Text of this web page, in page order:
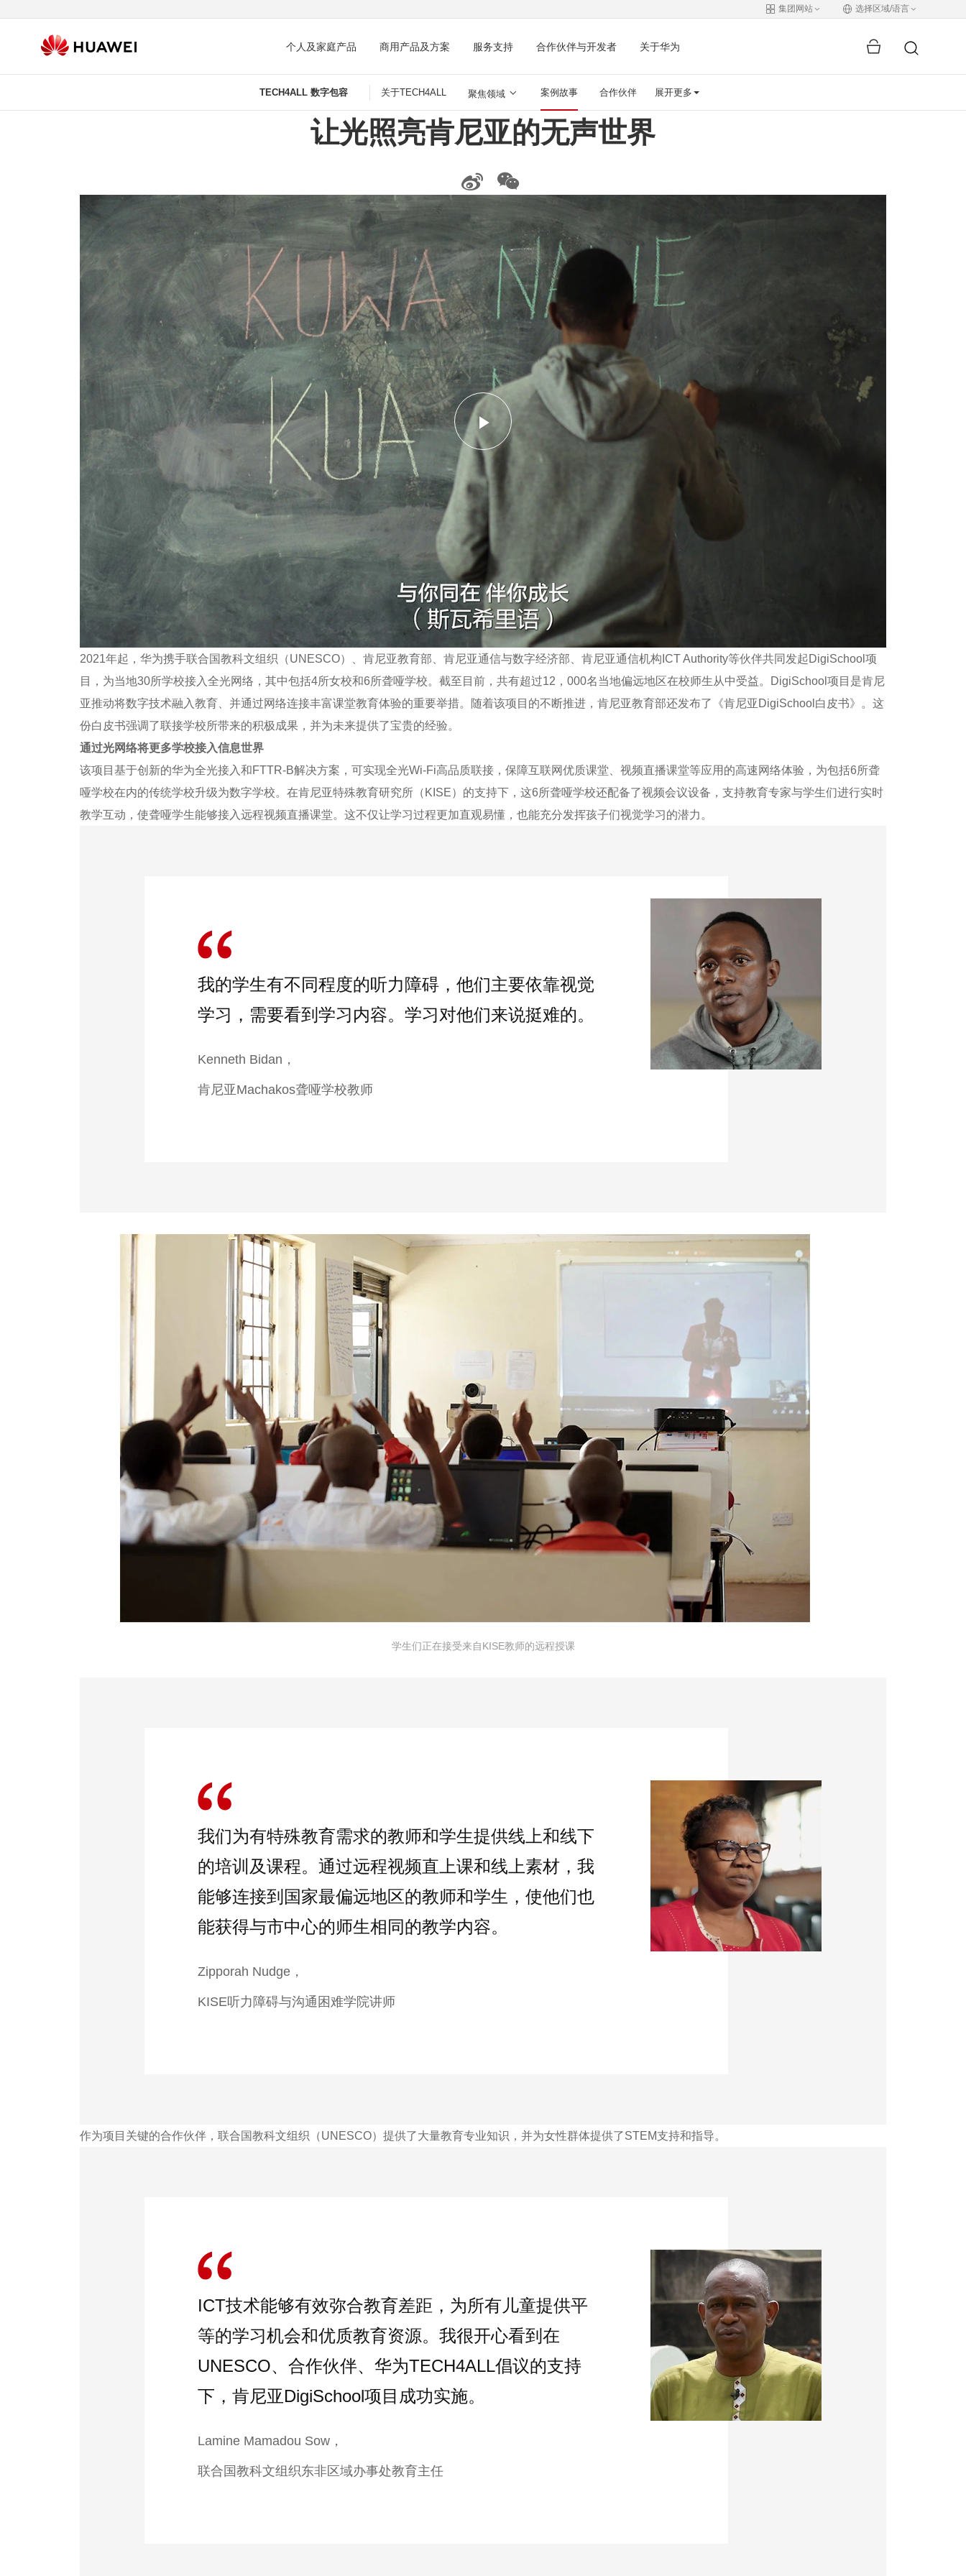
集团网站 选择区域/语言
个人及家庭产品 商用产品及方案 服务支持 合作伙伴与开发者 关于华为
TECH4ALL 数字包容 关于TECH4ALL 聚焦领域 案例故事 合作伙伴 展开更多
让光照亮肯尼亚的无声世界
播
放
视
频
2021年起，华为携手联合国教科文组织（UNESCO）、肯尼亚教育部、肯尼亚通信与数字经济部、肯尼亚通信机构ICT Authority等伙伴共同发起DigiSchool项
目，为当地30所学校接入全光网络，其中包括4所女校和6所聋哑学校。截至目前，共有超过12，000名当地偏远地区在校师生从中受益。DigiSchool项目是肯尼
亚推动将数字技术融入教育、并通过网络连接丰富课堂教育体验的重要举措。随着该项目的不断推进，肯尼亚教育部还发布了《肯尼亚DigiSchool白皮书》。这
份白皮书强调了联接学校所带来的积极成果，并为未来提供了宝贵的经验。
通过光网络将更多学校接入信息世界
该项目基于创新的华为全光接入和FTTR-B解决方案，可实现全光Wi-Fi高品质联接，保障互联网优质课堂、视频直播课堂等应用的高速网络体验，为包括6所聋
哑学校在内的传统学校升级为数字学校。在肯尼亚特殊教育研究所（KISE）的支持下，这6所聋哑学校还配备了视频会议设备，支持教育专家与学生们进行实时
教学互动，使聋哑学生能够接入远程视频直播课堂。这不仅让学习过程更加直观易懂，也能充分发挥孩子们视觉学习的潜力。
我的学生有不同程度的听力障碍，他们主要依靠视觉
学习，需要看到学习内容。学习对他们来说挺难的。
Kenneth Bidan，
肯尼亚Machakos聋哑学校教师
学生们正在接受来自KISE教师的远程授课
我们为有特殊教育需求的教师和学生提供线上和线下
的培训及课程。通过远程视频直上课和线上素材，我
能够连接到国家最偏远地区的教师和学生，使他们也
能获得与市中心的师生相同的教学内容。
Zipporah Nudge，
KISE听力障碍与沟通困难学院讲师
作为项目关键的合作伙伴，联合国教科文组织（UNESCO）提供了大量教育专业知识，并为女性群体提供了STEM支持和指导。
ICT技术能够有效弥合教育差距，为所有儿童提供平
等的学习机会和优质教育资源。我很开心看到在
UNESCO、合作伙伴、华为TECH4ALL倡议的支持
下，肯尼亚DigiSchool项目成功实施。
Lamine Mamadou Sow，
联合国教科文组织东非区域办事处教育主任